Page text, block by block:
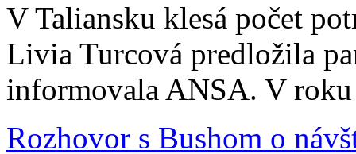
V Taliansku klesá počet
Livia Turcová predložila
informovala ANSA. V
Rozhovor s Bushom o